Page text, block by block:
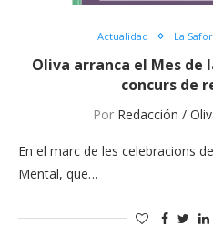
Actualidad La Safor
Oliva arranca el Mes de
concurs de
Por Redacción /
En el marc de les celebracions
Mental, que…